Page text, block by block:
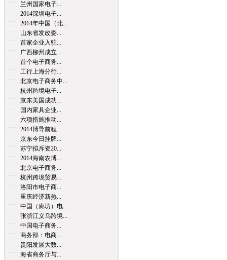
兰州国家电子...
2014深圳电子...
2014年中国（北...
山东省发改委...
首家企业入驻...
广西柳州成立...
首个电子商务...
工行上海分行...
北京电子商务中...
杭州跨境电子...
京东美国成功...
国内家具企业...
六项措施推动...
2014博导前程...
京东今日挂牌...
苏宁拟斥资20...
2014海南农博...
北京电子商务...
杭州跨境贸易...
洛阳市电子商...
重庆经济新热...
中国（廊坊）电...
张浙江义乌跨境...
中国电子商务...
商务部：电商...
贵阳发展大数...
海省商务厅与...